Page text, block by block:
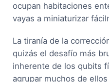
ocupan habitaciones
vayas a miniaturizar
La tiranía de la
quizás el desafío más
inherente de los qubits
agrupar muchos de